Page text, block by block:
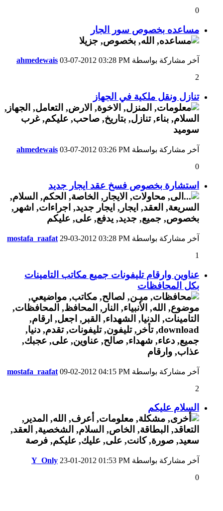
0
مساعده بخصوص سور الجار
آخر مشاركة بواسطة ahmedewais 03-07-2012 03:28 PM
2
تنازل ونقل ملكية في الجهاز
آخر مشاركة بواسطة ahmedewais 03-07-2012 03:26 PM
0
استشارة بخصوص فسخ عقد ايجار جديد
آخر مشاركة بواسطة mostafa_raafat 29-03-2012 03:28 PM
1
عناوين وارقام تليفونات جميع مكاتب التامينات
بكل المحافظات
آخر مشاركة بواسطة mostafa_raafat 09-02-2012 04:15 PM
2
السلام عليكم
آخر مشاركة بواسطة Y_Only 23-01-2012 01:53 PM
0